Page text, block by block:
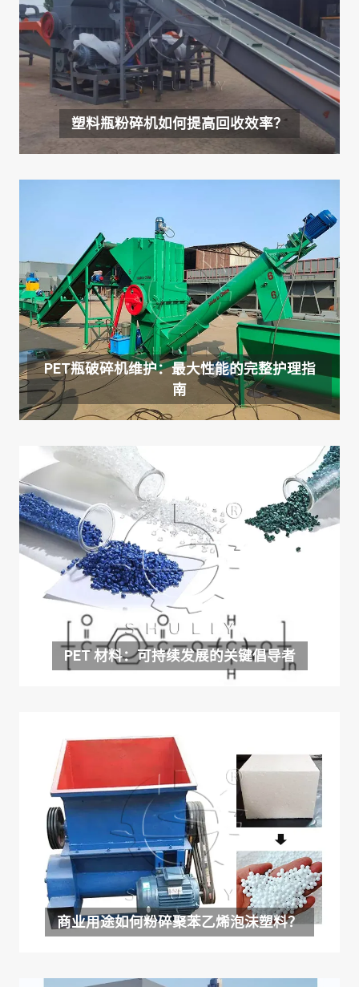
塑料瓶粉碎机如何提高回收效率？
PET瓶破碎机维护：最大性能的完整护理指
南
PET 材料：可持续发展的关键倡导者
商业用途如何粉碎聚苯乙烯泡沫塑料？